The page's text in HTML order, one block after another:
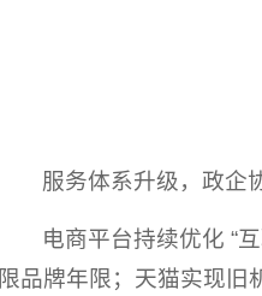
服务体系升级，政企
电商平台持续优化 “
限品牌年限；天猫实现旧